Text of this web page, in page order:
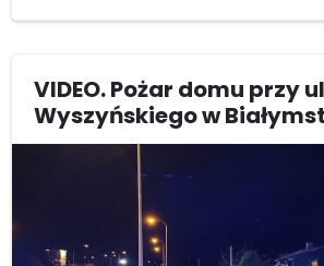
VIDEO. Pożar domu przy
Wyszyńskiego w